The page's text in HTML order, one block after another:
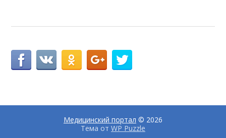
Медицинский портал © 2026
Тема от WP Puzzle